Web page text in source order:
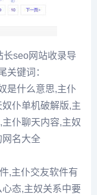
长seo网站收录导
关键词：
是什么意思,主仆
仆单机破解版,主
仆聊天内容,主奴
网名大全
,主仆交友软件有
态,主奴关系中要